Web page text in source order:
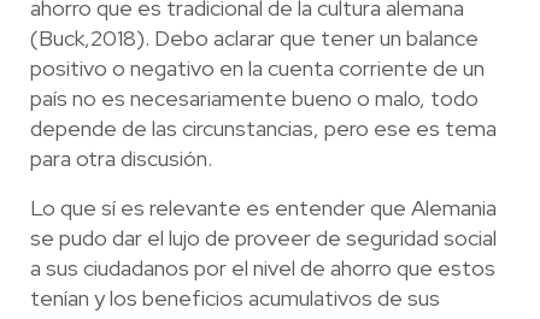
ahorro que es tradicional de la cultura alemana
(Buck,2018). Debo aclarar que tener un balance
positivo o negativo en la cuenta corriente de un
país no es necesariamente bueno o malo, todo
depende de las circunstancias, pero ese es tema
para otra discusión.
Lo que sí es relevante es entender que Alemania
se pudo dar el lujo de proveer de seguridad social
a sus ciudadanos por el nivel de ahorro que estos
tenían y los beneficios acumulativos de sus